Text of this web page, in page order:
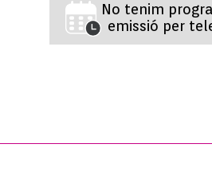
No tenim
emissió per